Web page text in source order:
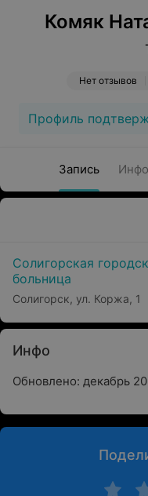
Комяк
Нет отзывов
Профиль
Запись Инфо
Солигорская
больница
Солигорск, ул. Коржа, 1
Инфо
Обновлено: декабрь